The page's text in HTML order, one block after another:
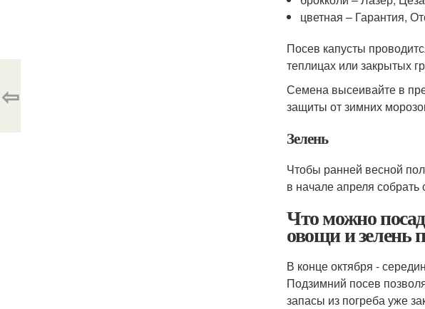
цветная – Гарантия,
Посев капусты
теплицах или закрытых
Семена высеивайте в
защиты от зимних
Зелень
Чтобы ранней весной
в начале апреля
Что можно
овощи и зелень
В конце октября -
Подзимний посев
запасы из погреба уже
⇦